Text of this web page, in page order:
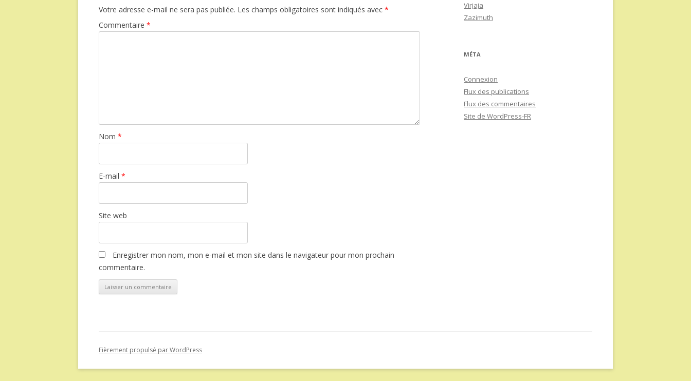
Votre adresse e-mail ne sera pas publiée. Les champs obligatoires sont indiqués avec *
Commentaire *
Nom *
E-mail *
Site web
Enregistrer mon nom, mon e-mail et mon site dans le navigateur pour mon prochain
commentaire.
Virjaja
Zazimuth
MÉTA
Connexion
Flux des publications
Flux des commentaires
Site de WordPress-FR
Fièrement propulsé par WordPress